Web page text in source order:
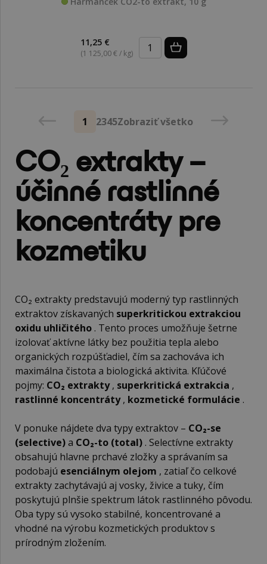
11,25 €
(1 125,00 € / kg)
1 2345Zobraziť všetko
CO₂ extrakty –
účinné rastlinné
koncentráty pre
kozmetiku
CO₂ extrakty predstavujú moderný typ rastlinných
extraktov získavaných superkritickou extrakciou
oxidu uhličitého . Tento proces umožňuje šetrne
izolovať aktívne látky bez použitia tepla alebo
organických rozpúšťadiel, čím sa zachováva ich
maximálna čistota a biologická aktivita. Kľúčové
pojmy: CO₂ extrakty, superkritická extrakcia ,
rastlinné koncentráty, kozmetické formulácie .
V ponuke nájdete dva typy extraktov – CO₂-se
(selective)a CO₂-to (total) . Selectívne extrakty
obsahujú hlavne prchavé zložky a správaním sa
podobajú esenciálnym olejom , zatiaľ čo celkové
extrakty zachytávajú aj vosky, živice a tuky, čím
poskytujú plnšie spektrum látok rastlinného pôvodu.
Oba typy sú vysoko stabilné, koncentrované a
vhodné na výrobu kozmetických produktov s
prírodným zložením.